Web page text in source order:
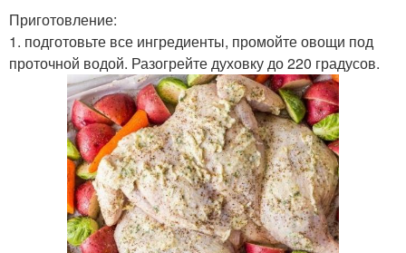
Приготовление:
1. подготовьте все ингредиенты, промойте овощи под
проточной водой. Разогрейте духовку до 220 градусов.